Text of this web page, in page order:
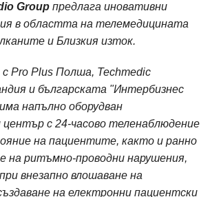
Group предлага иновативни
в областта на телемедицината
и Близкия изток.
Pro Plus Полша, Techmedic
и българската "Интербизнес
напълно оборудван
с 24-часово теленаблюдение
на пациентите, както и ранно
на ритъмно-проводни нарушения,
внезапно влошаване на
на електронни пациентски